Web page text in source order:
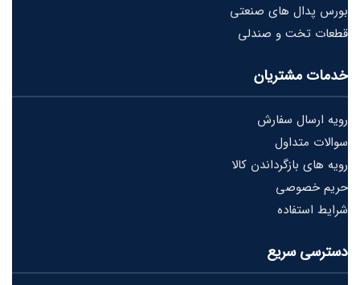
بورس پدال های صنعتی
قطعات تخت و صندلی
خدمات مشتریان
رویه ارسال سفارش
سوالات متداول
رویه های بازگرداندن کالا
حریم خصوصی
شرایط استفاده
دسترسی سریع